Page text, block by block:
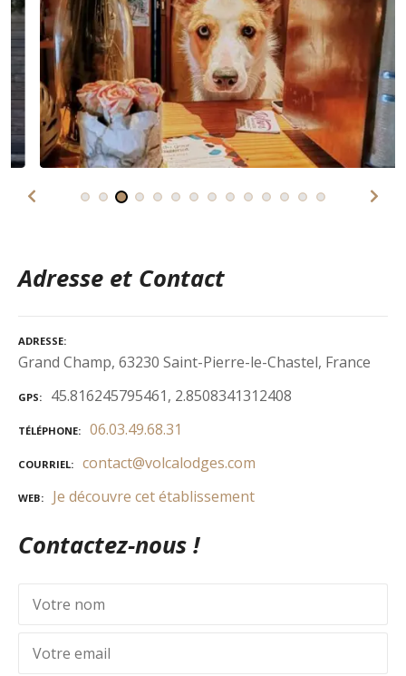
Adresse et Contact
ADRESSE
Grand Champ, 63230 Saint-Pierre-le-Chastel, France
GPS 45.816245795461, 2.8508341312408
TÉLÉPHONE 06.03.49.68.31
COURRIEL contact@volcalodges.com
WEB Je découvre cet établissement
Contactez-nous !